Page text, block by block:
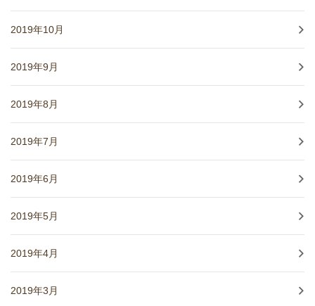
2019年10月
2019年9月
2019年8月
2019年7月
2019年6月
2019年5月
2019年4月
2019年3月